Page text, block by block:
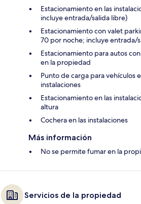
Estacionamiento en las
incluye entrada/salida libre)
Estacionamiento con valet
70 por noche; incluye entrada/
Estacionamiento para autos
en la propiedad
Punto de carga para vehículos
instalaciones
Estacionamiento en las
altura
Cochera en las instalaciones
Más información
No se permite fumar en la
Servicios de la propiedad